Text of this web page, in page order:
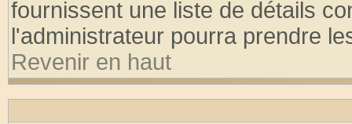
fournissent une liste de détails
l'administrateur pourra prendre
Revenir en haut